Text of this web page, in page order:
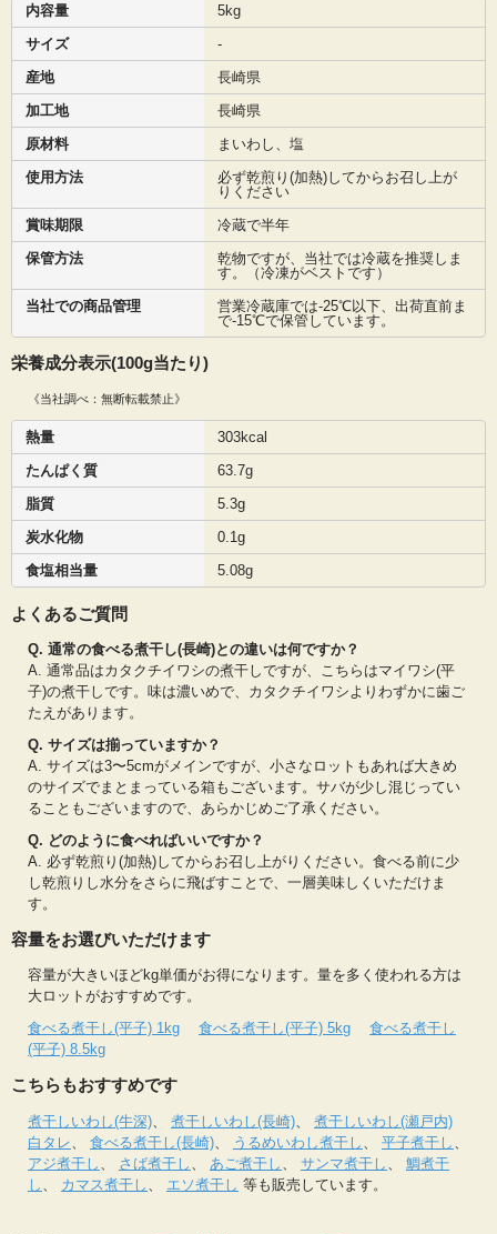
内容量
5kg
サイズ
-
産地
長崎県
加工地
長崎県
原材料
まいわし、塩
使用方法
必ず乾煎り(加熱)してからお召し上が
りください
賞味期限
冷蔵で半年
保管方法
乾物ですが、当社では冷蔵を推奨しま
す。（冷凍がベストです）
当社での商品管理
営業冷蔵庫では-25℃以下、出荷直前ま
で-15℃で保管しています。
栄養成分表示(100g当たり)
《当社調べ：無断転載禁止》
熱量
303kcal
たんぱく質
63.7g
脂質
5.3g
炭水化物
0.1g
食塩相当量
5.08g
よくあるご質問
Q. 通常の食べる煮干し(長崎)との違いは何ですか？
A. 通常品はカタクチイワシの煮干しですが、こちらはマイワシ(平
子)の煮干しです。味は濃いめで、カタクチイワシよりわずかに歯ご
たえがあります。
Q. サイズは揃っていますか？
A. サイズは3〜5cmがメインですが、小さなロットもあれば大きめ
のサイズでまとまっている箱もございます。サバが少し混じってい
ることもございますので、あらかじめご了承ください。
Q. どのように食べればいいですか？
A. 必ず乾煎り(加熱)してからお召し上がりください。食べる前に少
し乾煎りし水分をさらに飛ばすことで、一層美味しくいただけま
す。
容量をお選びいただけます
容量が大きいほどkg単価がお得になります。量を多く使われる方は
大ロットがおすすめです。
食べる煮干し(平子) 1kg
食べる煮干し(平子) 5kg
食べる煮干し
(平子) 8.5kg
こちらもおすすめです
煮干しいわし(牛深) 煮干しいわし(長崎)
煮干しいわし(瀬戸内)
白タレ
食べる煮干し(長崎) うるめいわし煮干し 平子煮干し
アジ煮干し
さば煮干し あご煮干し サンマ煮干し
鯛煮干
し
カマス煮干し エソ煮干し 等も販売しています。